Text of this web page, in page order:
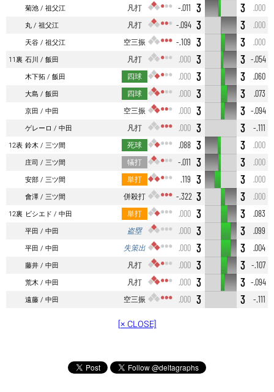
菊池
祖父江 凡打 -.011 3 3
.000
丸
祖父江 凡打 -.094 3 3
.000
天谷
祖父江 空三振 -.109 3 3
.000
11裏 石川 飯田 凡打 .000 3 3 -.054
木下拓
飯田 四球 .000 3 3
.060
大島
飯田 四球 .000 3 3
.073
京田
中田 空三振 .000 3 3 -.094
ゲレーロ
中田 凡打 .000 3 3
-.111
12表 鈴木 三ツ間 死球 .088 3 3
.000
庄司
三ツ間 犠打 -.011 3 3
.000
安部
三ツ間 単打 .119 3 3
.000
會澤
三ツ間 併殺打 -.322 3 3
.000
12裏 ビシエド 中田 単打 .000 3 3
.083
平田
中田 盗塁 .000 3 3
.099
平田
中田 失策出 .000 3 3
.004
藤井
中田 凡打 .000 3 3
-.107
荒木
中田 凡打 .000 3 3 -.094
遠藤
中田 空三振 .000 3 3 -.111
[× CLOSE]